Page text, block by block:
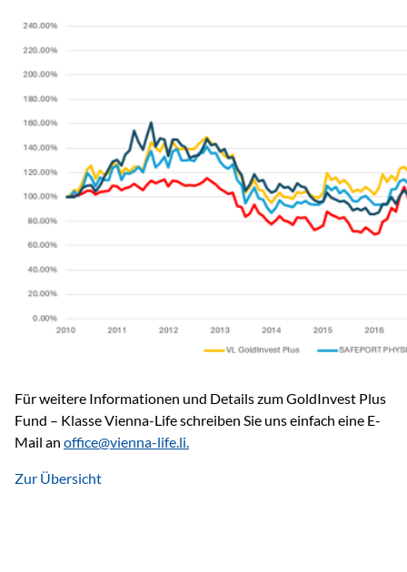
Für weitere Informationen und Details zum GoldInvest Plus
Fund – Klasse Vienna-Life schreiben Sie uns einfach eine E-
Mail an office@vienna-life.li.
Zur Übersicht